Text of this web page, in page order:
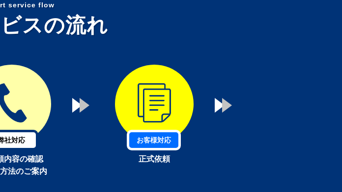
service flow
スの流れ
社対応
内容の確認
法のご案内
お客様対応
正式依頼